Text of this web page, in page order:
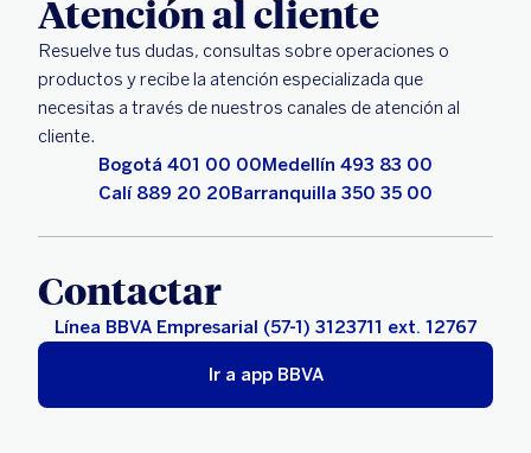
Atención al cliente
Resuelve tus dudas, consultas sobre operaciones o
productos y recibe la atención especializada que
necesitas a través de nuestros canales de atención al
cliente.
Bogotá 401 00 00Medellín 493 83 00
Calí 889 20 20Barranquilla 350 35 00
Contactar
Línea BBVA Empresarial (57-1) 3123711 ext. 12767
Ir a app BBVA